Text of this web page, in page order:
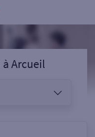
àArcueil